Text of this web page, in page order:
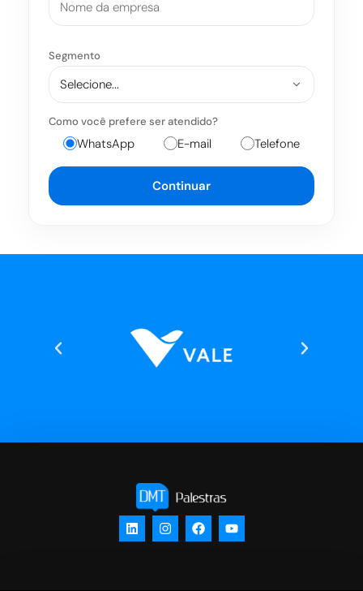
Segmento
Como você prefere ser atendido?
WhatsApp E-mail Telefone
Continuar